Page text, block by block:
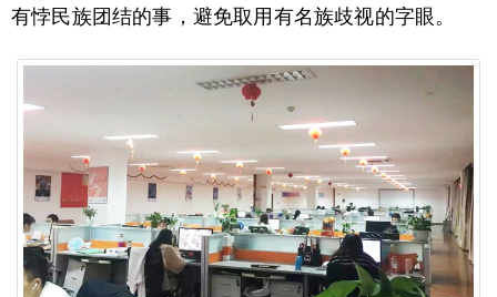
有悖民族团结的事，避免取用有名族歧视的字眼。